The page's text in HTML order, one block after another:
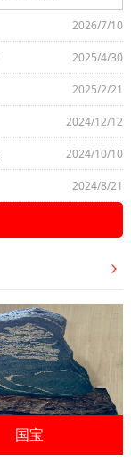
2026/7/10
2025/4/30
2025/2/21
2024/12/12
2024/10/10
2024/8/21
国宝